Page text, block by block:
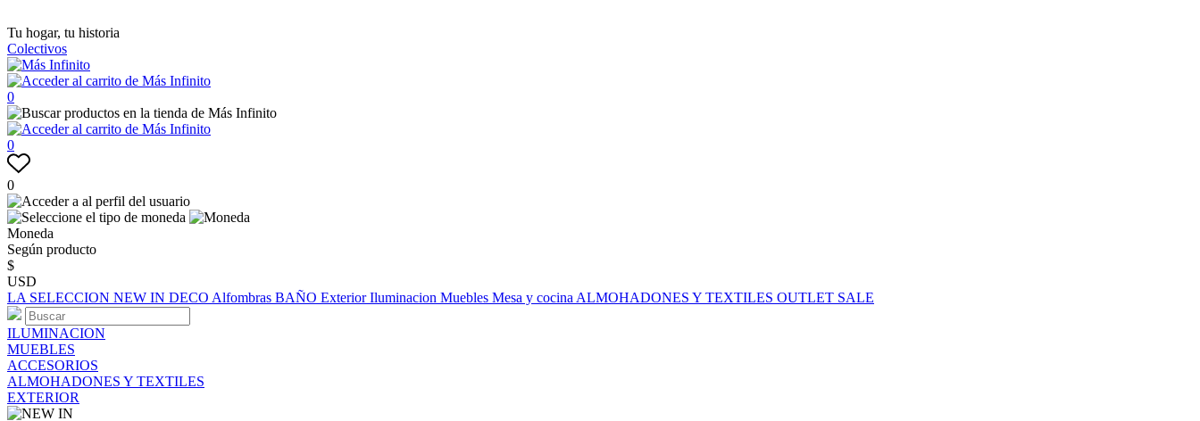
Tu hogar, tu historia
Colectivos
0
0
0
Moneda
Según producto
$
USD
LA SELECCION NEW IN DECO Alfombras BAÑO ExteriorIluminacion Muebles Mesa y cocina ALMOHADONES Y TEXTILES OUTLET SALE
ILUMINACION
MUEBLES
ACCESORIOS
ALMOHADONES Y TEXTILES
EXTERIOR